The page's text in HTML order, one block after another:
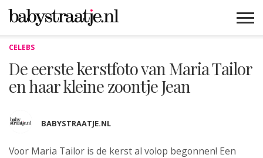
CELEBS
De eerste kerstfoto van Maria Tailor
en haar kleine zoontje Jean
BABYSTRAATJE.NL
Voor Maria Tailor is de kerst al volop begonnen! Een